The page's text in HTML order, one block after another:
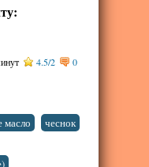
4.5/2 0
масло чеснок